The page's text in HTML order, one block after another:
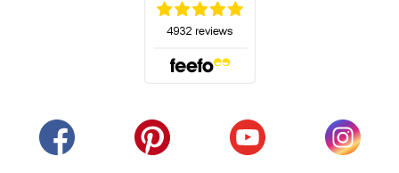
(öffnet sich in einem neuen Tab)
(öffnet sich in einem neuen Tab)
(öffnet sich in einem
(öffnet